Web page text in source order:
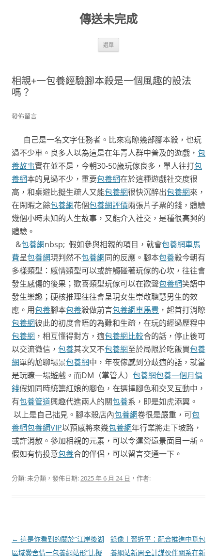
傳送未完成
選單
相親+一包養經驗腳本殺是一個風趣的設法
嗎？
發佈留言
自己是一名文字任務者。比來寫瞭幾部腳本殺，也玩
過不少車。良多人以為這是在年青人群中普及的遊戲， 包
養故事實在並不是，今朝30-50歲玩傢良多，單人往打包
養網本的見過不少，重要包養網在於這種遊戲社交度很
高，和桌遊比擬生疏人又能包養網很快沉醉出包養網來，
在閑暇之餘包養網花個包養網評價兩張片子票的錢，體驗
幾個小時未知的人生故事，又能介入社交，是種很高興的
體驗。
&包養網nbsp; 假如參與相親的項目，就會包養網車馬
費呈包養網現判然不包養網同的反應。腳本包養殺今朝有
多樣類型：感情類型可以或許觸碰著玩傢的心坎，往往會
發生感傷的後果；歡喜類型玩傢可以在歡聲包養網笑語中
發生樂趣；硬核推理往往會呈現女生崇敬聰慧男生的效
應。用包養腳本包養殺做前言包養網車馬費 ，起首打消瞭
包養網彼此的初度會晤的為難和生疏，在玩的經過歷程中
包養網 ，相互懂得對方，適包養網比較合的話，停止後可
以交流微信， 包養其次又不包養網至於局限於吃飯買包養
網單的尬聊場景包養網中，年夜傢感到分歧適的話，就當
是玩瞭一場遊戲。而DM（掌管人） 包養網包養一個月價
錢假如同時統籌紅娘的腳色，在選擇腳色和交叉互動中，
有包養管道興趣代進兩人的關包養系，即是如虎添翼。
以上是自己拙見。腳本殺店內包養網卷很是嚴重，可包
養網包養網VIP以預感將來幾包養網年行業將走下坡路，
或許消散。參加相親的元素，可以令運營遠景面目一新。
假如有情投意包養合的伴侶，可以留言交通一下。
分類: 未分類，發佈日期:2025 年 6 月 24 日 ，作者:
文
章
← 這是你看到的關於“江岸後湖
區域黌舍情一包養網站形”比擬
錄像丨習近平：配合推進中覓包
養網站新周全計謀伙伴關系在新